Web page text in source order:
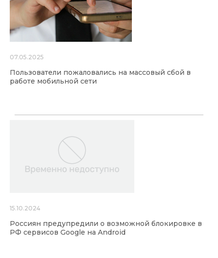
07.05.2025
Пользователи пожаловались на массовый сбой в
работе мобильной сети
15.10.2024
Россиян предупредили о возможной блокировке в
РФ сервисов Google на Android